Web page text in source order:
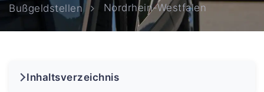
Bußgeldstellen
Nordrhein-Westfalen
Inhaltsverzeichnis